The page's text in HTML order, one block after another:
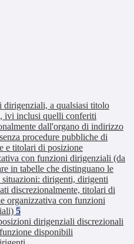
dirigenziali, a qualsiasi titolo
ivi inclusi quelli conferiti
dall'organo di indirizzo
procedure pubbliche di
e titolari di posizione
con funzioni dirigenziali (da
in tabelle che distinguano le
situazioni: dirigenti, dirigenti
discrezionalmente, titolari di
organizzativa con funzioni
5
dirigenziali discrezionali
disponibili